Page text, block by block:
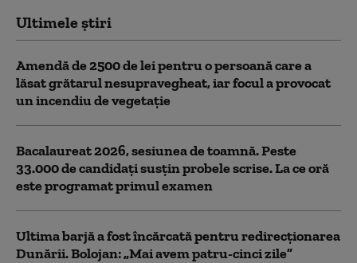
Ultimele știri
Amendă de 2500 de lei pentru o persoană care a
lăsat grătarul nesupravegheat, iar focul a provocat
un incendiu de vegetaţie
Bacalaureat 2026, sesiunea de toamnă. Peste
33.000 de candidați susțin probele scrise. La ce oră
este programat primul examen
Ultima barjă a fost încărcată pentru redirecționarea
Dunării. Bolojan: „Mai avem patru-cinci zile”